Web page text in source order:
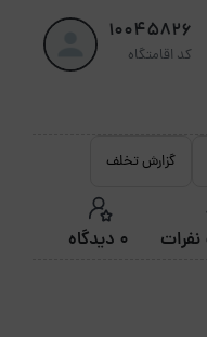
10045826
کد اقامتگاه
گزارش تخلف
0 دیدگاه